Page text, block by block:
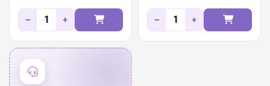
− + − +